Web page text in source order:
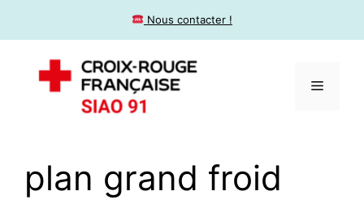
​ Nous contacter !
plan grand froid